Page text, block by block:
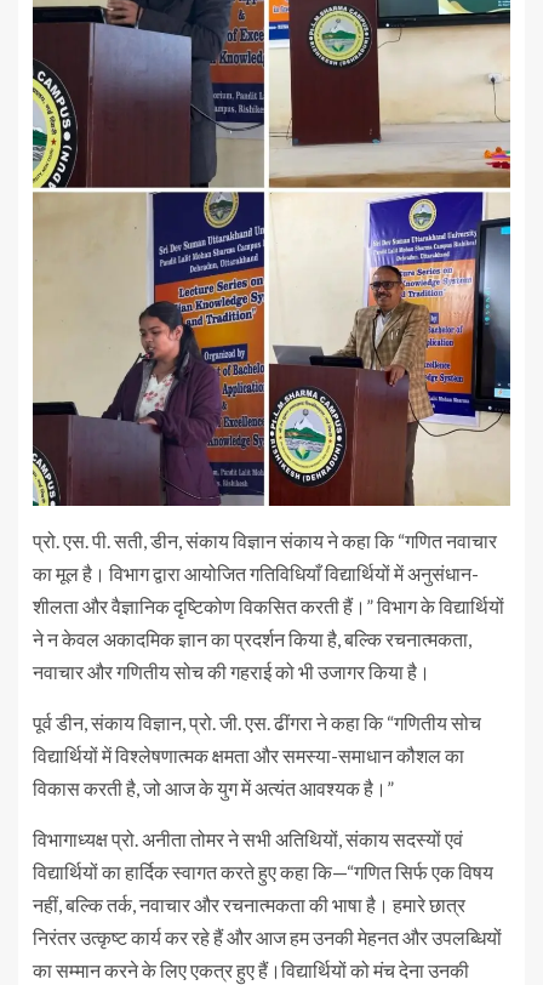
प्रो. एस. पी. सती, डीन, संकाय विज्ञान संकाय ने कहा कि “गणित नवाचार
का मूल है। विभाग द्वारा आयोजित गतिविधियाँ विद्यार्थियों में अनुसंधान-
शीलता और वैज्ञानिक दृष्टिकोण विकसित करती हैं।” विभाग के विद्यार्थियों
ने न केवल अकादमिक ज्ञान का प्रदर्शन किया है, बल्कि रचनात्मकता,
नवाचार और गणितीय सोच की गहराई को भी उजागर किया है।
पूर्व डीन, संकाय विज्ञान, प्रो. जी. एस. ढींगरा ने कहा कि “गणितीय सोच
विद्यार्थियों में विश्लेषणात्मक क्षमता और समस्या-समाधान कौशल का
विकास करती है, जो आज के युग में अत्यंत आवश्यक है।”
विभागाध्यक्ष प्रो. अनीता तोमर ने सभी अतिथियों, संकाय सदस्यों एवं
विद्यार्थियों का हार्दिक स्वागत करते हुए कहा कि—“गणित सिर्फ एक विषय
नहीं, बल्कि तर्क, नवाचार और रचनात्मकता की भाषा है। हमारे छात्र
निरंतर उत्कृष्ट कार्य कर रहे हैं और आज हम उनकी मेहनत और उपलब्धियों
का सम्मान करने के लिए एकत्र हुए हैं।विद्यार्थियों को मंच देना उनकी